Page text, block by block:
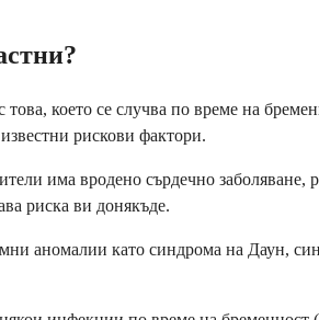
което се случва по време на
рискови фактори.
има вродено сърдечно заболяване,
риска ви донякъде.
аномалии като синдрома на Даун,